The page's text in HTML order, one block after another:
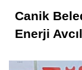
Canik
Enerji